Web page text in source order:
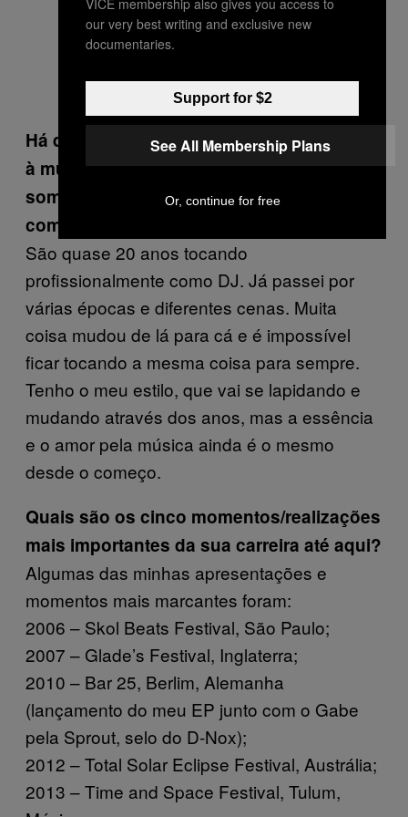
Há quanto tempo você vem se dedicando
à música eletrônica e o que mudou no seu
som/jeito de tocar desde quando
começou?
São quase 20 anos tocando
profissionalmente como DJ. Já passei por
várias épocas e diferentes cenas. Muita
coisa mudou de lá para cá e é impossível
ficar tocando a mesma coisa para sempre.
Tenho o meu estilo, que vai se lapidando e
mudando através dos anos, mas a essência
e o amor pela música ainda é o mesmo
desde o começo.
Quais são os cinco momentos/realizações
mais importantes da sua carreira até aqui?
Algumas das minhas apresentações e
momentos mais marcantes foram:
2006 – Skol Beats Festival, São Paulo;
2007 – Glade’s Festival, Inglaterra;
2010 – Bar 25, Berlim, Alemanha
(lançamento do meu EP junto com o Gabe
pela Sprout, selo do D-Nox);
2012 – Total Solar Eclipse Festival, Austrália;
2013 – Time and Space Festival, Tulum,
our very best writing and exclusive new
documentaries.
Support for $2
See All Membership Plans
Or, continue for free